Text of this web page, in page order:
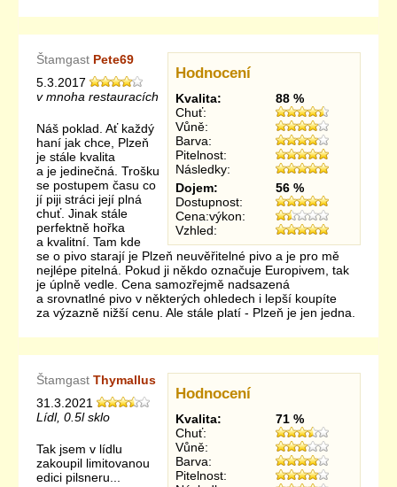
Hodnocení
Kvalita:
88 %
Chuť:
Vůně:
Barva:
Pitelnost:
Následky:
Dojem:
56 %
Dostupnost:
Cena:výkon:
Vzhled:
Štamgast Pete69
5.3.2017
v mnoha restauracích
Náš poklad. Ať každý
haní jak chce, Plzeň
je stále kvalita
a je jedinečná. Trošku
se postupem času co
jí piji stráci její plná
chuť. Jinak stále
perfektně hořka
a kvalitní. Tam kde
se o pivo starají je Plzeň neuvěřitelné pivo a je pro mě
nejlépe pitelná. Pokud ji někdo označuje Europivem, tak
je úplně vedle. Cena samozřejmě nadsazená
a srovnatlné pivo v některých ohledech i lepší koupíte
za výzazně nižší cenu. Ale stále platí - Plzeň je jen jedna.
Hodnocení
Kvalita:
71 %
Chuť:
Vůně:
Barva:
Pitelnost:
Štamgast Thymallus
31.3.2021
Lídl, 0.5l sklo
Tak jsem v lídlu
zakoupil limitovanou
edici pilsneru...